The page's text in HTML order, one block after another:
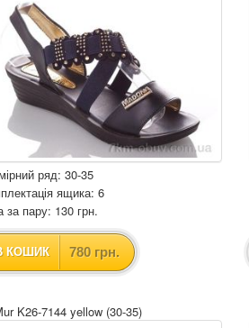
ряд: 30-35
ящика: 6
за пару: 130 грн.
КОШИК 780 грн.
K26-7144 yellow (30-35)